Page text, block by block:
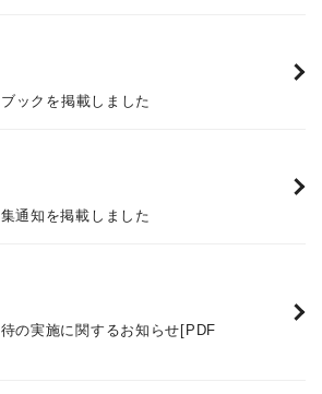
の取り組み
ックを掲載しました
通知を掲載しました
の実施に関するお知らせ[PDF